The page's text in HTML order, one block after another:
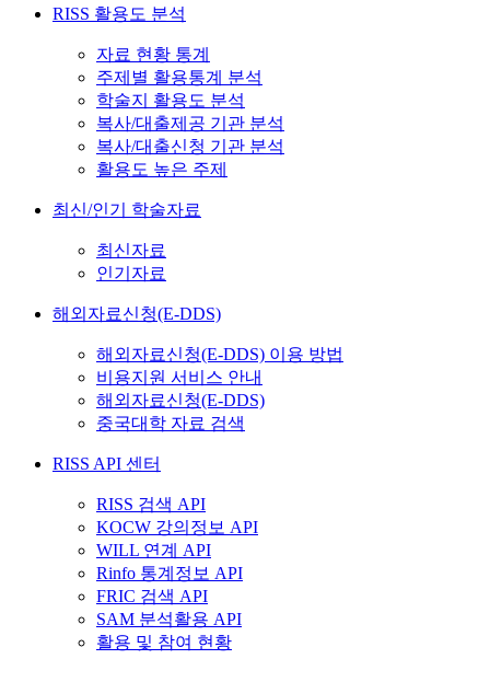
RISS 활용도 분석
자료 현황 통계
주제별 활용통계 분석
학술지 활용도 분석
복사/대출제공 기관 분석
복사/대출신청 기관 분석
활용도 높은 주제
최신/인기 학술자료
최신자료
인기자료
해외자료신청(E-DDS)
해외자료신청(E-DDS) 이용 방법
비용지원 서비스 안내
해외자료신청(E-DDS)
중국대학 자료 검색
RISS API 센터
RISS 검색 API
KOCW 강의정보 API
WILL 연계 API
Rinfo 통계정보 API
FRIC 검색 API
SAM 분석활용 API
활용 및 참여 현황